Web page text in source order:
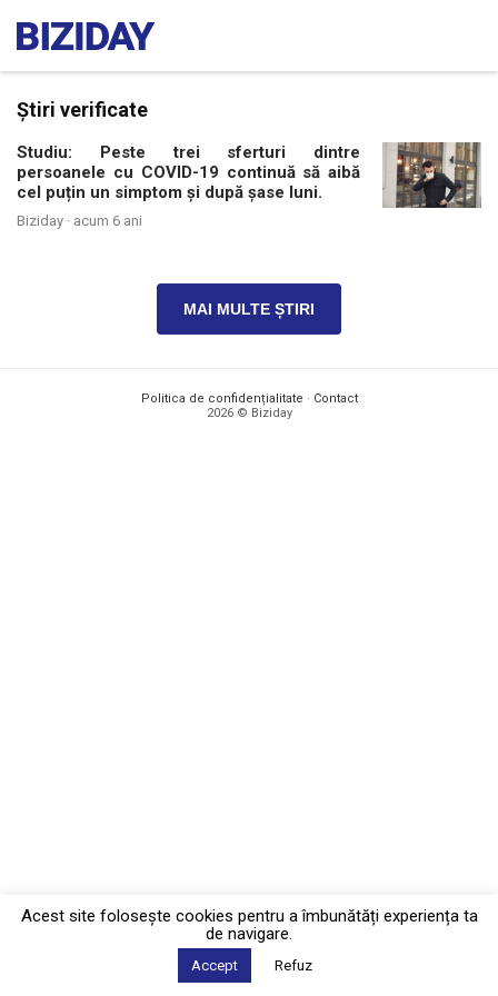
Știri verificate
Studiu: Peste trei sferturi dintre
persoanele cu COVID-19 continuă să aibă
cel puțin un simptom și după șase luni.
Biziday · acum 6 ani
MAI MULTE ȘTIRI
Politica de confidențialitate · Contact
2026 © Biziday
Acest site foloseşte cookies pentru a îmbunătăți experiența ta
de navigare.
Accept Refuz